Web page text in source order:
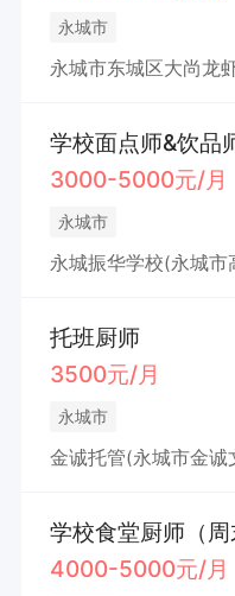
永城市
永城市东城区大尚龙
3000-5000元/月
永城市
永城振华学校(永城市
托班厨师
3500元/月
永城市
金诚托管(永城市金诚
学校食堂厨师（周
4000-5000元/月